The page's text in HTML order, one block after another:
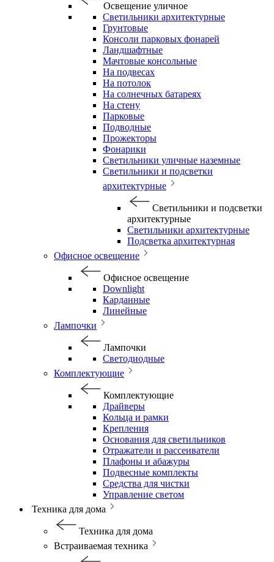
Освещение уличное
Светильники архитектурные
Грунтовые
Консоли парковых фонарей
Ландшафтные
Мачтовые консольные
На подвесах
На потолок
На солнечных батареях
На стену
Парковые
Подводные
Прожекторы
Фонарики
Светильники уличные наземные
Светильники и подсветки
архитектурные
Светильники и подсветки
архитектурные
Светильники архитектурные
Подсветка архитектурная
Офисное освещение
Офисное освещение
Downlight
Карданные
Линейные
Лампочки
Лампочки
Светодиодные
Комплектующие
Комплектующие
Драйверы
Кольца и рамки
Крепления
Основания для светильников
Отражатели и рассеиватели
Плафоны и абажуры
Подвесные комплекты
Средства для чистки
Управление светом
Техника для дома
Техника для дома
Встраиваемая техника